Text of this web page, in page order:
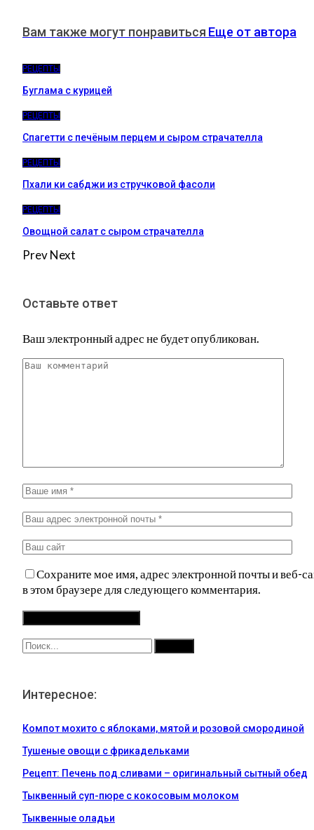
Вам также могут понравиться Еще от автора
РЕЦЕПТЫ
Буглама с курицей
РЕЦЕПТЫ
Спагетти с печёным перцем и сыром страчателла
РЕЦЕПТЫ
Пхали ки сабджи из стручковой фасоли
РЕЦЕПТЫ
Овощной салат с сыром страчателла
PrevNext
Оставьте ответ
Ваш электронный адрес не будет опубликован.
Сохраните мое имя, адрес электронной почты и веб-
в этом браузере для следующего комментария.
Интересное:
Компот мохито с яблоками, мятой и розовой смородиной
Тушеные овощи с фрикадельками
Рецепт: Печень под сливами – оригинальный сытный обед
Тыквенный суп-пюре с кокосовым молоком
Тыквенные оладьи